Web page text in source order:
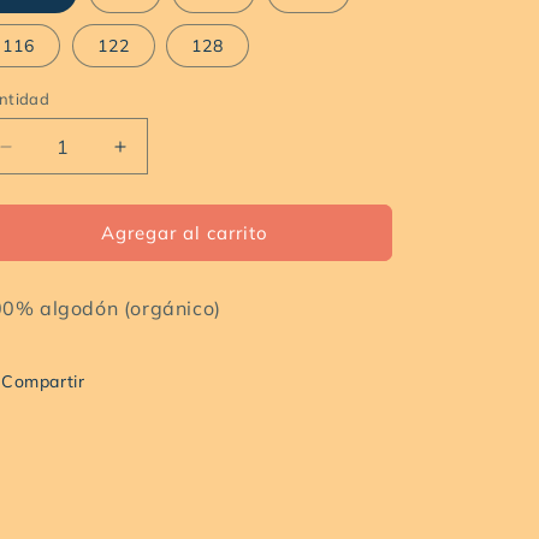
116 122 128
Reducir
cantidad
para
Rosa
con
Aumentar
cantidad
para
Vestido
Rosa
con
Agregar al carrito
algodón (orgánico)
Compartir